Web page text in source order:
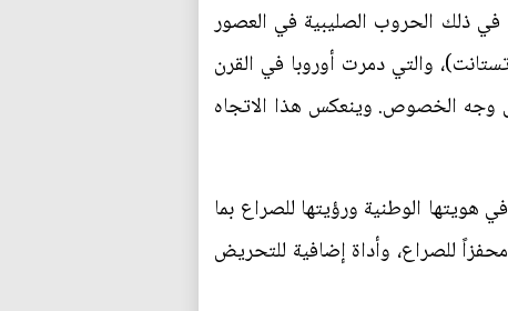
في ذلك الحروب الصليبية في العصور
والتي دمرت أوروبا في القرن
وجه الخصوص. وينعكس هذا الاتجاه
الوطنية ورؤيتها للصراع بما
للصراع، وأداة إضافية للتحريض